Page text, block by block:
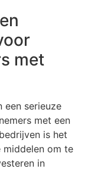
met
een serieuze
met een
is het
om te
in